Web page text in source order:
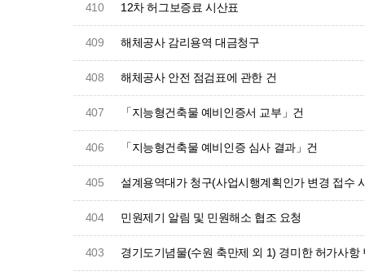
410 12차 허그보증료 시산표
409 해체공사 감리용역 대금청구
408 해체공사 안전 점검표에 관한 건
407 「지능형건축물 예비인증서 교부」건
406 「지능형건축물 예비인증 심사 결과」건
405 설계용역대가 청구(사업시행계획인가 변경 접수
404 민원제기 알림 및 민원해소 협조 요청
403 경기도기념물(수원 축만제 외 1) 경미한 허가사